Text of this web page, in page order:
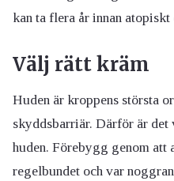
kan ta flera år innan
Välj rätt kräm
Huden är kroppens största
skyddsbarriär. Därför är
huden. Förebygg genom att
regelbundet och var